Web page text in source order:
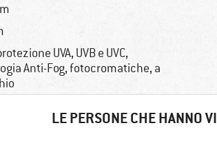
UVA, UVB e UVC,
Anti-Fog, fotocromatiche, a
LE PERSONE CHE HANNO